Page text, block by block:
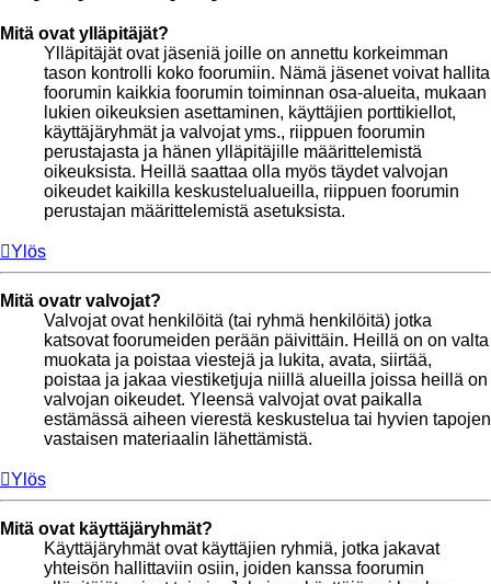
Mitä ovat ylläpitäjät?
Ylläpitäjät ovat jäseniä joille on annettu korkeimman
tason kontrolli koko foorumiin. Nämä jäsenet voivat hallita
foorumin kaikkia foorumin toiminnan osa-alueita, mukaan
lukien oikeuksien asettaminen, käyttäjien porttikiellot,
käyttäjäryhmät ja valvojat yms., riippuen foorumin
perustajasta ja hänen ylläpitäjille määrittelemistä
oikeuksista. Heillä saattaa olla myös täydet valvojan
oikeudet kaikilla keskustelualueilla, riippuen foorumin
perustajan määrittelemistä asetuksista.
Ylös
Mitä ovatr valvojat?
Valvojat ovat henkilöitä (tai ryhmä henkilöitä) jotka
katsovat foorumeiden perään päivittäin. Heillä on on valta
muokata ja poistaa viestejä ja lukita, avata, siirtää,
poistaa ja jakaa viestiketjuja niillä alueilla joissa heillä on
valvojan oikeudet. Yleensä valvojat ovat paikalla
estämässä aiheen vierestä keskustelua tai hyvien tapojen
vastaisen materiaalin lähettämistä.
Ylös
Mitä ovat käyttäjäryhmät?
Käyttäjäryhmät ovat käyttäjien ryhmiä, jotka jakavat
yhteisön hallittaviin osiin, joiden kanssa foorumin